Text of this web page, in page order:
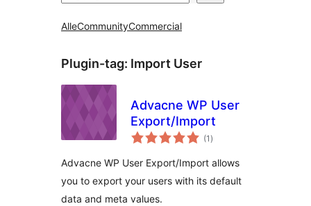
AlleCommunityCommercial
Plugin-tag: Import User
Advacne WP User
Export/Import
(1 totale
bedømmelser
)
Advacne WP User Export/Import allows
you to export your users with its default
data and meta values.